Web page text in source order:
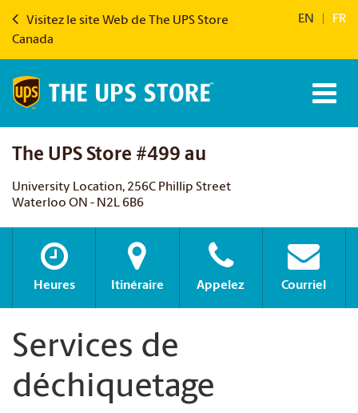
Visitez le site Web de The UPS Store
Canada
EN FR
The UPS Store #499 au
University Location, 256C Phillip Street
Waterloo ON - N2L 6B6
Heures Itinéraire Appelez Courriel
Services de
déchiquetage